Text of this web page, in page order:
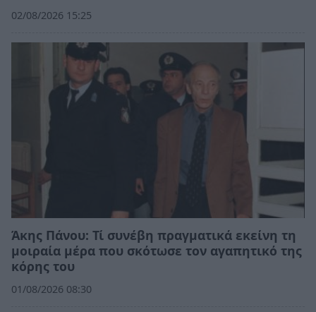
02/08/2026 15:25
Άκης Πάνου: Τί συνέβη πραγματικά εκείνη τη
μοιραία μέρα που σκότωσε τον αγαπητικό της
κόρης του
01/08/2026 08:30